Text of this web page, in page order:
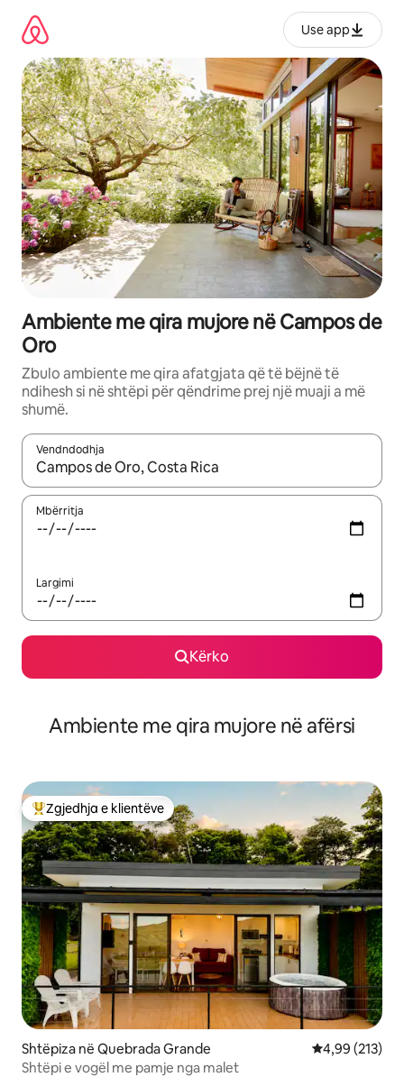
përmbajtja
Use app
Ambiente me qira mujore në Campos de
Oro
Zbulo ambiente me qira afatgjata që të bëjnë të
ndihesh si në shtëpi për qëndrime prej një muaji a më
shumë.
Vendndodhja
Kur rezultatet të jenë të disponueshme, lëviz me butonat e
Mbërritja
Largimi
Kërko
Ambiente me qira mujore në afërsi
Më të mirat e zgjedhjeve të klientëve
Zgjedhja e klientëve
Shtëpiza në Quebrada Grande Vlerësimi
4,99 (213)
Shtëpi e vogël me pamje nga malet